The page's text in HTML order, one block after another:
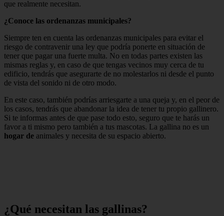
que realmente necesitan.
¿Conoce las ordenanzas municipales?
Siempre ten en cuenta las ordenanzas municipales para evitar el
riesgo de contravenir una ley que podría ponerte en situación de
tener que pagar una fuerte multa. No en todas partes existen las
mismas reglas y, en caso de que tengas vecinos muy cerca de tu
edificio, tendrás que asegurarte de no molestarlos ni desde el punto
de vista del sonido ni de otro modo.
En este caso, también podrías arriesgarte a una queja y, en el peor de
los casos, tendrás que abandonar la idea de tener tu propio gallinero.
Si te informas antes de que pase todo esto, seguro que te harás un
favor a ti mismo pero también a tus mascotas. La gallina no es un
hogar de animales y necesita de su espacio abierto.
¿Qué necesitan las gallinas?